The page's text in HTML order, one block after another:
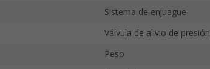
Sistema de enjuague
Válvula de alivio de presión
Peso